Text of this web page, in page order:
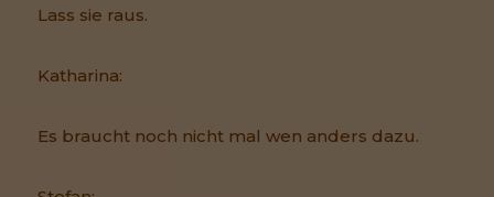
Lass sie raus.
Katharina:
Es braucht noch nicht mal wen anders dazu.